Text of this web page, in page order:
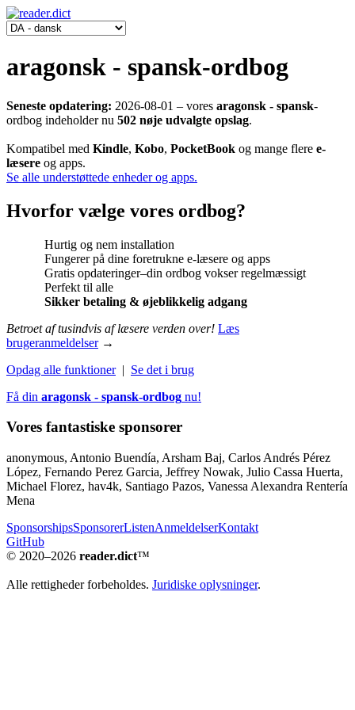
aragonsk - spansk-ordbog
Seneste opdatering: 2026-08-01 ‒ vores aragonsk - spansk-
ordbog indeholder nu 502 nøje udvalgte opslag.
Kompatibel med Kindle, Kobo, PocketBook og mange flere e-
læsere og apps.
Se alle understøttede enheder og apps.
Hvorfor vælge vores ordbog?
Hurtig og nem installation
Fungerer på dine foretrukne e-læsere og apps
Gratis opdateringer‒din ordbog vokser regelmæssigt
Perfekt til alle
Sikker betaling & øjeblikkelig adgang
Betroet af tusindvis af læsere verden over! Læs
brugeranmeldelser→
Opdag alle funktioner| Se det i brug
Få din aragonsk - spansk-ordbog nu!
Vores fantastiske sponsorer
anonymous, Antonio Buendía, Arsham Baj, Carlos Andrés Pérez
López, Fernando Perez Garcia, Jeffrey Nowak, Julio Cassa Huerta,
Michael Florez, hav4k, Santiago Pazos, Vanessa Alexandra Rentería
Mena
SponsorshipsSponsorerListenAnmeldelserKontakt
GitHub
© 2020–2026 reader.dict™
Alle rettigheder forbeholdes. Juridiske oplysninger.